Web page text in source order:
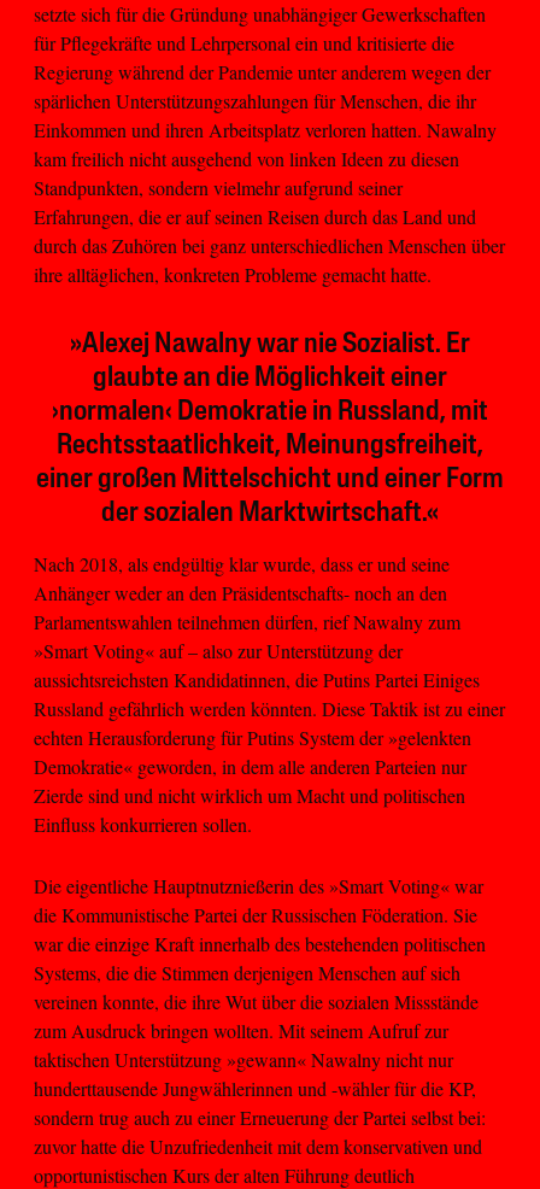
setzte sich für die Gründung unabhängiger Gewerkschaften
für Pflegekräfte und Lehrpersonal ein und kritisierte die
Regierung während der Pandemie unter anderem wegen der
spärlichen Unterstützungszahlungen für Menschen, die ihr
Einkommen und ihren Arbeitsplatz verloren hatten. Nawalny
kam freilich nicht ausgehend von linken Ideen zu diesen
Standpunkten, sondern vielmehr aufgrund seiner
Erfahrungen, die er auf seinen Reisen durch das Land und
durch das Zuhören bei ganz unterschiedlichen Menschen über
ihre alltäglichen, konkreten Probleme gemacht hatte.
»Alexej Nawalny war nie Sozialist. Er
glaubte an die Möglichkeit einer
›normalen‹ Demokratie in Russland, mit
Rechtsstaatlichkeit, Meinungsfreiheit,
einer großen Mittelschicht und einer Form
der sozialen Marktwirtschaft.«
Nach 2018, als endgültig klar wurde, dass er und seine
Anhänger weder an den Präsidentschafts- noch an den
Parlamentswahlen teilnehmen dürfen, rief Nawalny zum
»Smart Voting« auf – also zur Unterstützung der
aussichtsreichsten Kandidatinnen, die Putins Partei Einiges
Russland gefährlich werden könnten. Diese Taktik ist zu einer
echten Herausforderung für Putins System der »gelenkten
Demokratie« geworden, in dem alle anderen Parteien nur
Zierde sind und nicht wirklich um Macht und politischen
Einfluss konkurrieren sollen.
Die eigentliche Hauptnutznießerin des »Smart Voting« war
die Kommunistische Partei der Russischen Föderation. Sie
war die einzige Kraft innerhalb des bestehenden politischen
Systems, die die Stimmen derjenigen Menschen auf sich
vereinen konnte, die ihre Wut über die sozialen Missstände
zum Ausdruck bringen wollten. Mit seinem Aufruf zur
taktischen Unterstützung »gewann« Nawalny nicht nur
hunderttausende Jungwählerinnen und -wähler für die KP,
sondern trug auch zu einer Erneuerung der Partei selbst bei:
zuvor hatte die Unzufriedenheit mit dem konservativen und
opportunistischen Kurs der alten Führung deutlich